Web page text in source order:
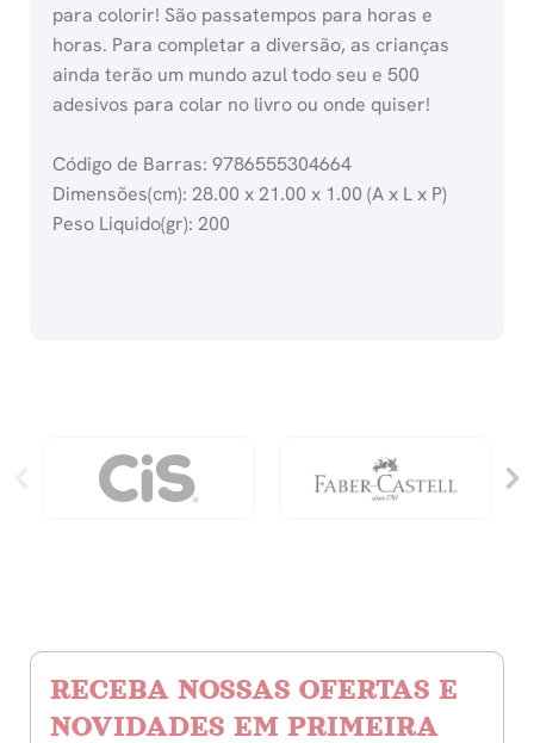
para colorir! São passatempos para horas e
horas. Para completar a diversão, as crianças
ainda terão um mundo azul todo seu e 500
adesivos para colar no livro ou onde quiser!
Código de Barras: 9786555304664
Dimensões(cm): 28.00 x 21.00 x 1.00 (A x L x P)
Peso Liquido(gr): 200
RECEBA NOSSAS OFERTAS E
NOVIDADES EM PRIMEIRA